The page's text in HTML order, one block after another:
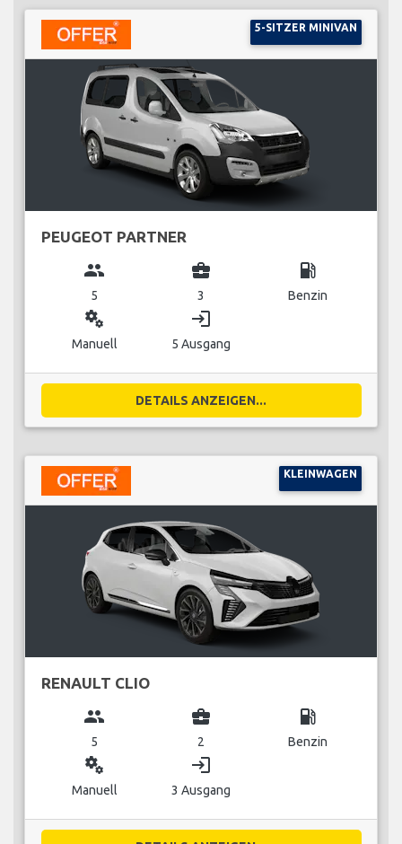
5-SITZER MINIVAN
PEUGEOT PARTNER
group
5
business_center
3
local_gas_station
Benzin
miscellaneous_services
Manuell
login
5 Ausgang
DETAILS ANZEIGEN...
KLEINWAGEN
RENAULT CLIO
group
5
business_center
2
local_gas_station
Benzin
miscellaneous_services
Manuell
login
3 Ausgang